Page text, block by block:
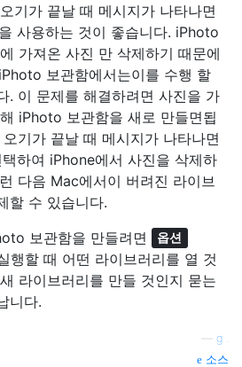
기가 끝날 때 메시지가 나타나면
사용하는 것이 좋습니다. iPhoto
가져온 사진 만 삭제하기 때문에
보관함에서는이를 수행 할
. 이 문제를 해결하려면 사진을 가
iPhoto 보관함을 새로 만들면됩
기가 끝날 때 메시지가 나타나면
하여 iPhone에서 사진을 삭제하
다음 Mac에서이 버려진 라이브
할 수 있습니다.
보관함을 만들려면
옵션
행할 때 어떤 라이브러리를 열 것
라이브러리를 만들 것인지 묻는
니다.
g .
소스